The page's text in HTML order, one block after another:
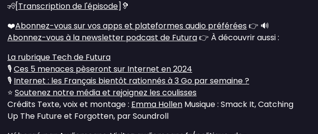
🧏[Transcription de l'épisode]🦻
❤️Abonnez-vous sur vos apps et plateformes audio préférées 👉 🔊
Abonnez-vous à la newsletter podcast de Futura👉 À découvrir aussi :
La rubrique Tech de Futura
🎙️Ces 5 menaces pèseront sur Internet en 2024
🎙️ Internet : les Français bientôt rationnés à 3 Go par semaine ?
⭐ Soutenez notre média et rejoignez les coulisses
Crédits Texte, voix et montage : Emma Hollen Musique : Smack It, Catching
Up The Future et Forgotten, par Soundroll